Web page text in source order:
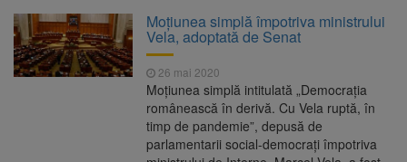
Piața Star din Brașov au fost demolate
7 august 2026
Platforma Belvedere de pe
Tâmpa intră în renovare. Contract de peste 1
milion de lei și termen de trei luni
Unul dintre cele mai mari
Moțiunea simplă împotriva ministrului
Vela, adoptată de Senat
26 mai 2020
Moţiunea simplă intitulată „Democraţia
românească în derivă. Cu Vela ruptă, în
timp de pandemie”, depusă de
parlamentarii social-democraţi împotriva